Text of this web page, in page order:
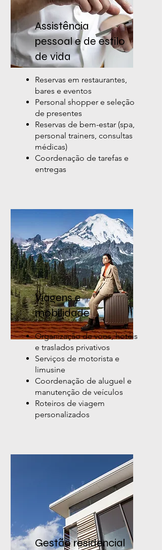
Assistência
pessoal e de estilo
de vida
Reservas em restaurantes,
bares e eventos
Personal shopper e seleção
de presentes
Reservas de bem-estar (spa,
personal trainers, consultas
médicas)
Coordenação de tarefas e
entregas
Viagens e
mobilidade
Organização de voos, hotéis
e traslados privativos
Serviços de motorista e
limusine
Coordenação de aluguel e
manutenção de veículos
Roteiros de viagem
personalizados
Gestão residencial